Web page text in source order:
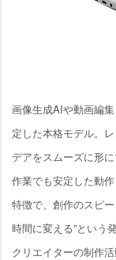
画像生成AIや動画編
定した本格モデル。
デアをスムーズに形
作業でも安定した動
特徴で、創作のスピ
時間に変える”という
クリエイターの制作